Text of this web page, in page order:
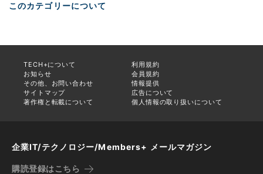
このカテゴリーについて
TECH+について
利用規約
お知らせ
会員規約
その他、お問い合わせ
情報提供
サイトマップ
広告について
著作権と転載について
個人情報の取り扱いについて
企業IT/テクノロジー/Members+ メールマガジン
購読登録はこちら